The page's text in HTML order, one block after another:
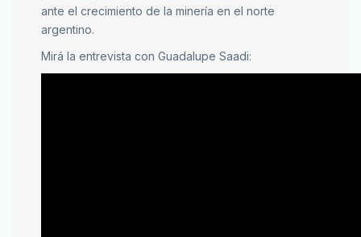
ante el crecimiento de la minería en el norte
argentino.
Mirá la entrevista con Guadalupe Saadi: